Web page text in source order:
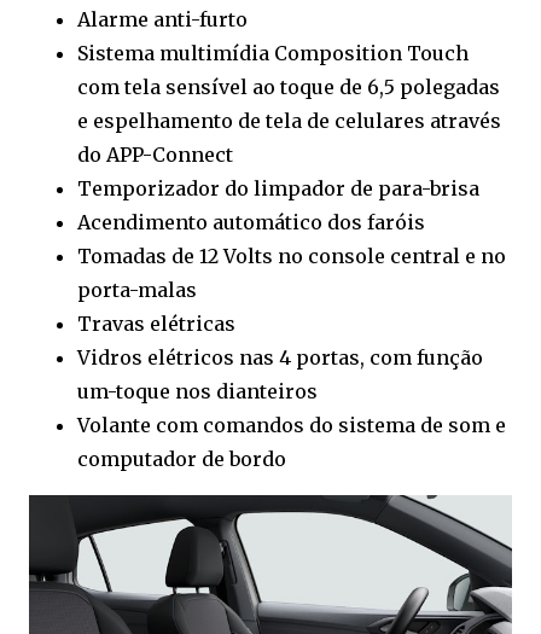
Alarme anti-furto
Sistema multimídia Composition Touch
com tela sensível ao toque de 6,5 polegadas
e espelhamento de tela de celulares através
do APP-Connect
Temporizador do limpador de para-brisa
Acendimento automático dos faróis
Tomadas de 12 Volts no console central e no
porta-malas
Travas elétricas
Vidros elétricos nas 4 portas, com função
um-toque nos dianteiros
Volante com comandos do sistema de som e
computador de bordo